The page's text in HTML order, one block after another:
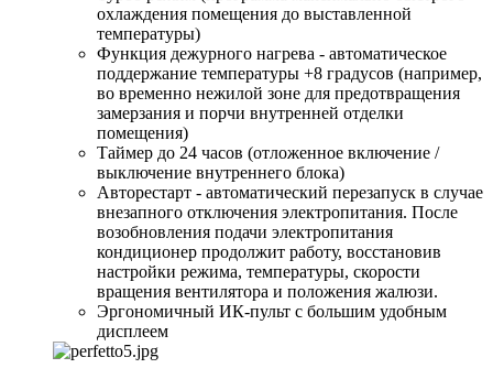
охлаждения помещения до выставленной
температуры)
Функция дежурного нагрева - автоматическое
поддержание температуры +8 градусов (например,
во временно нежилой зоне для предотвращения
замерзания и порчи внутренней отделки
помещения)
Таймер до 24 часов (отложенное включение /
выключение внутреннего блока)
Авторестарт - автоматический перезапуск в случае
внезапного отключения электропитания. После
возобновления подачи электропитания
кондиционер продолжит работу, восстановив
настройки режима, температуры, скорости
вращения вентилятора и положения жалюзи.
Эргономичный ИК-пульт с большим удобным
дисплеем